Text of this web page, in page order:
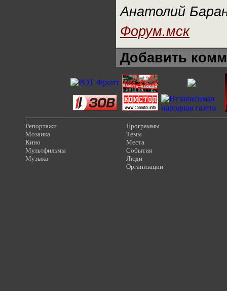
Анатолий
Форум.мск
Добавить
Репортажи
Мозаика
Кино
Мультфильмы
Музыка
Программы
Темы
Места
События
Люди
Организации